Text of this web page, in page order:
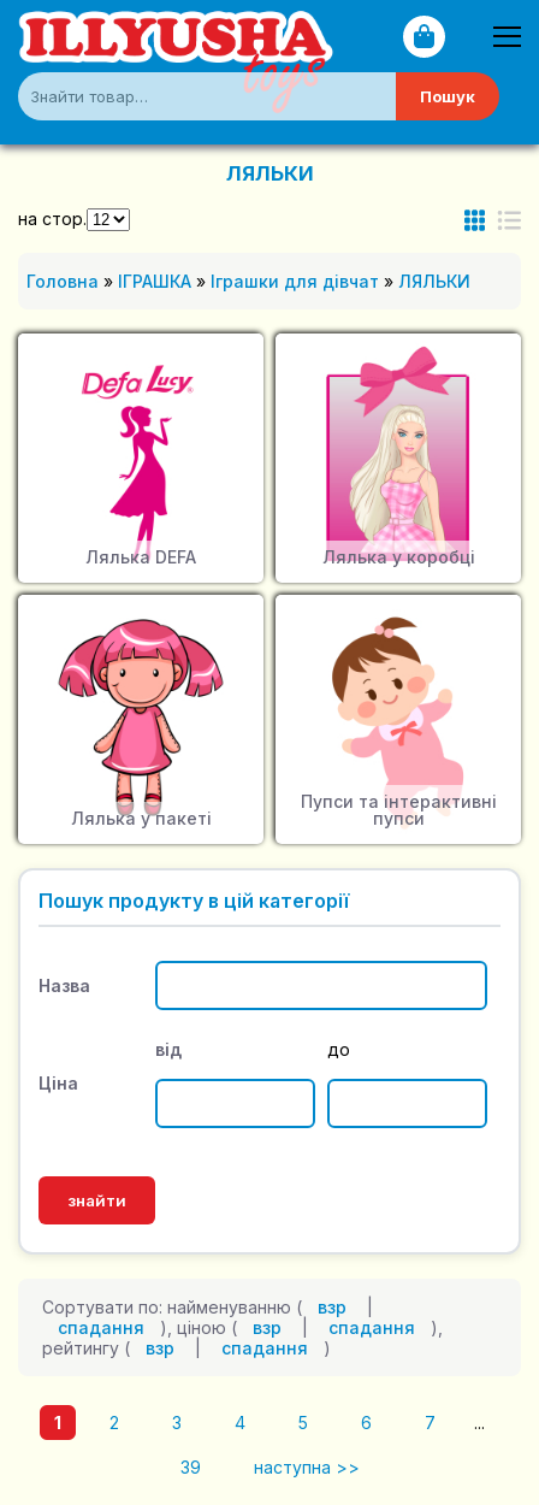
Пошук
ЛЯЛЬКИ
на стор.
Головна » ІГРАШКА » Іграшки для дівчат » ЛЯЛЬКИ
Лялька DEFA Лялька у коробці
Лялька у пакеті
Пупси та інтерактивні
пупси
Пошук продукту в цій категорії
Назва
Ціна
від до
Сортувати по: найменуванню ( взр
спадання
), ціною ( взр спадання
),
рейтингу (
взр спадання )
1 2 3 4 5 6 7 ...
39 наступна >>